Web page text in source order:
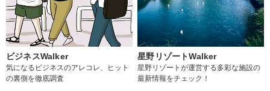
ビジネスWalker
気になるビジネスのアレコレ、ヒット
の裏側を徹底調査
星野リゾートWalker
星野リゾートが運営する多彩な施設の
最新情報をチェック！